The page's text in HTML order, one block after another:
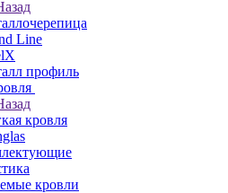
Line
профиль
кровля
кровли